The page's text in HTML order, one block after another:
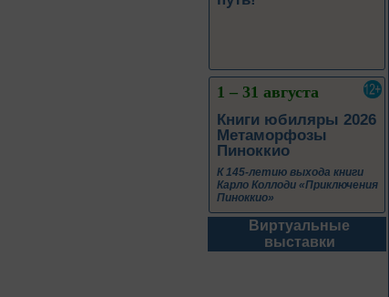
1 – 31 августа
Книги юбиляры 2026
Метаморфозы
Пиноккио
К 145-летию выхода книги
Пиноккио»
1 – 31 августа
Полёт над
Виртуальные
выставки